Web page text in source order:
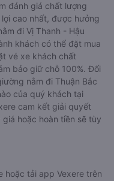
đánh giá chất lượng
cao nhất, được hưởng
đi Vị Thanh - Hậu
khách có thể đặt mua
vé xe khách chất
bảo giữ chỗ 100%. Đối
nằm đi Thuận Bắc
của quý khách tại
cam kết giải quyết
hoặc hoàn tiền sẽ tùy
hoặc tải app Vexere trên